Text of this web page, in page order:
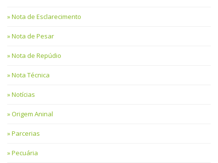
Nota de Esclarecimento
Nota de Pesar
Nota de Repúdio
Nota Técnica
Notícias
Origem Aninal
Parcerias
Pecuária